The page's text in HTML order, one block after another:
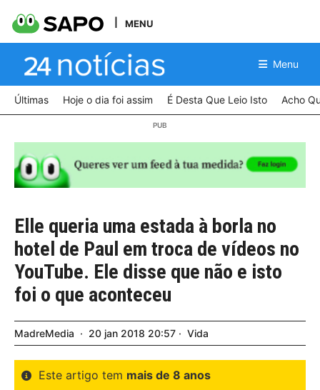
MENU
Menu
Últimas Hoje o dia foi assim É Desta Que Leio Isto Acho
Elle queria uma estada à borla no
hotel de Paul em troca de vídeos no
YouTube. Ele disse que não e isto
foi o que aconteceu
MadreMedia 20 jan 2018 20:57 Vida
Este artigo tem mais de 8 anos